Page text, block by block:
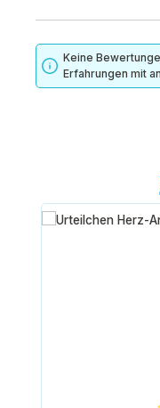
Keine
Erfahrungen mit
Produktgalerie